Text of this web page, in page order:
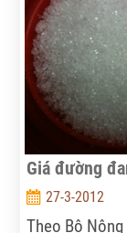
nhẹ nên giá
nhiều đột biến.
Giá đường
27-3-2012
Theo Bộ